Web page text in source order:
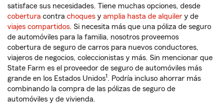
satisface sus necesidades. Tiene muchas opciones, desde
cobertura contra choques y amplia hasta de alquiler y de
viajes compartidos. Si necesita más que una póliza de seguro
de automóviles para la familia, nosotros proveemos
cobertura de seguro de carros para nuevos conductores,
viajeros de negocios, coleccionistas y más. Sin mencionar que
State Farm es el proveedor de seguro de automóviles más
grande en los Estados Unidos1. Podría incluso ahorrar más
combinando la compra de las pólizas de seguro de
automóviles y de vivienda.